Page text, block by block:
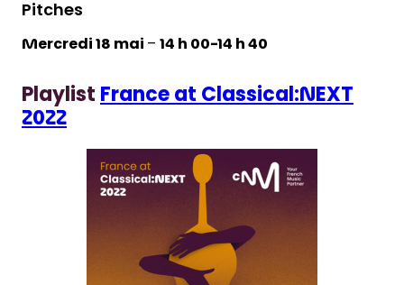
Pitches
Mercredi 18 mai – 14 h 00-14 h 40
Playlist France at Classical:NEXT
2022